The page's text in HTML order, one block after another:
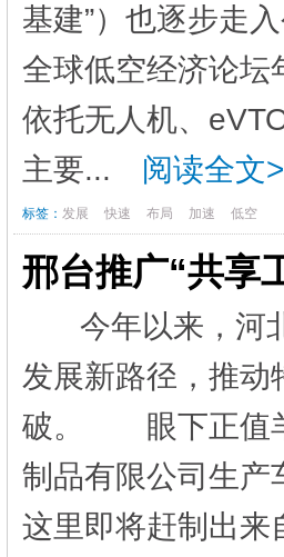
基建”）也逐步走
全球低空经济论坛
依托无人机、
主要...
阅读全文
标签： 发展 快速 布局 加速 低空
邢台推广“共享
今年以来，河
发展新路径，推动
破。 眼下正值羊
制品有限公司生产
这里即将赶制出